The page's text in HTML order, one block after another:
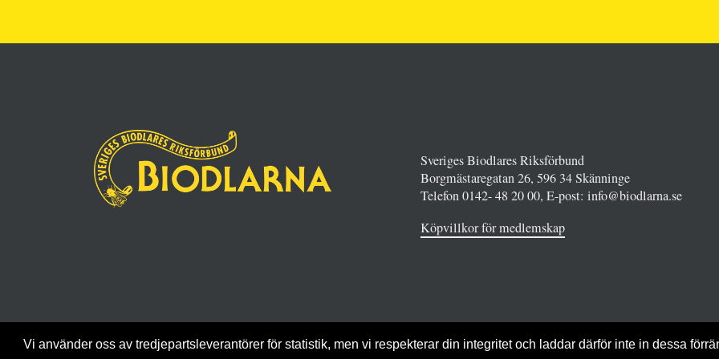
Vi använder oss av tredjepartsleverantörer för statistik, men vi respekterar din integritet och laddar därför inte in dessa
Sveriges Biodlares Riksförbund
Borgmästaregatan 26, 596 34 Skänninge
Telefon 0142- 48 20 00, E-post: info@biodlarna.se
Köpvillkor för medlemskap